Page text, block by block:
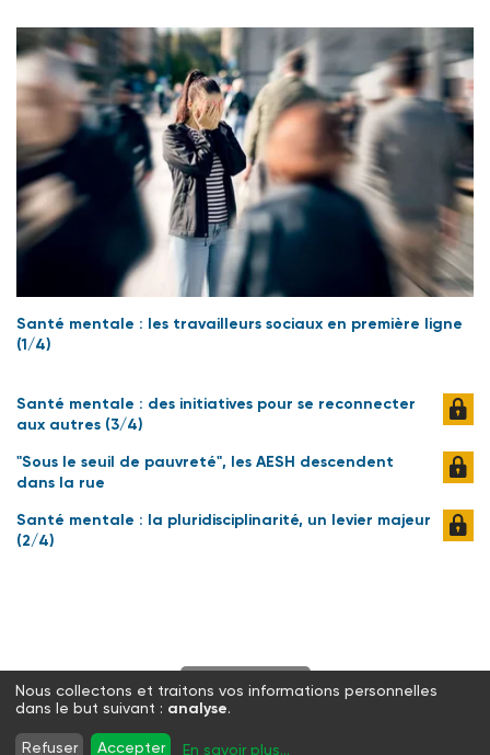
Santé mentale : les travailleurs sociaux en première ligne
(1/4)
Santé mentale : des initiatives pour se reconnecter
aux autres (3/4)
"Sous le seuil de pauvreté", les AESH descendent
dans la rue
Santé mentale : la pluridisciplinarité, un levier majeur
(2/4)
S'abonner
Twitter Facebook
WhatsApp
Nous collectons et traitons vos informations personnelles
dans le but suivant : analyse.
Refuser Accepter En savoir plus...